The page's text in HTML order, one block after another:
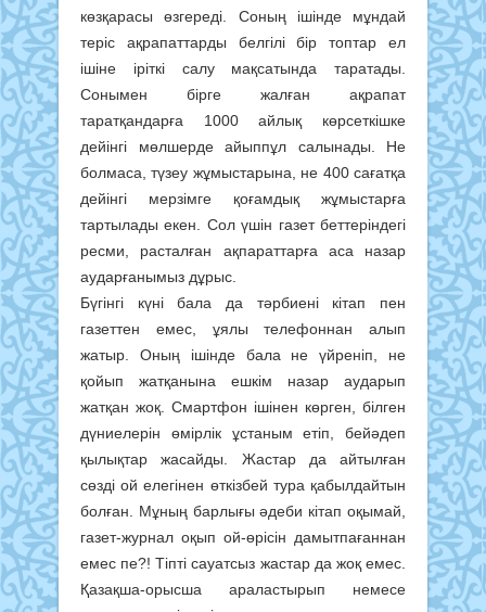
көзқарасы өзгереді. Соның ішінде мұндай
теріс ақрапаттарды белгілі бір топтар ел
ішіне іріткі салу мақсатында таратады.
Сонымен бірге жалған ақрапат
таратқандарға 1000 айлық көрсеткішке
дейінгі мөлшерде айыппұл салынады. Не
болмаса, түзеу жұмыстарына, не 400 сағатқа
дейінгі мерзімге қоғамдық жұмыстарға
тартылады екен. Сол үшін газет беттеріндегі
ресми, расталған ақпараттарға аса назар
аударғанымыз дұрыс.
Бүгінгі күні бала да тәрбиені кітап пен
газеттен емес, ұялы телефоннан алып
жатыр. Оның ішінде бала не үйреніп, не
қойып жатқанына ешкім назар аударып
жатқан жоқ. Смартфон ішінен көрген, білген
дүниелерін өмірлік ұстаным етіп, бейәдеп
қылықтар жасайды. Жастар да айтылған
сөзді ой елегінен өткізбей тура қабылдайтын
болған. Мұның барлығы әдеби кітап оқымай,
газет-журнал оқып ой-өрісін дамытпағаннан
емес пе?! Тіпті сауатсыз жастар да жоқ емес.
Қазақша-орысша араластырып немесе